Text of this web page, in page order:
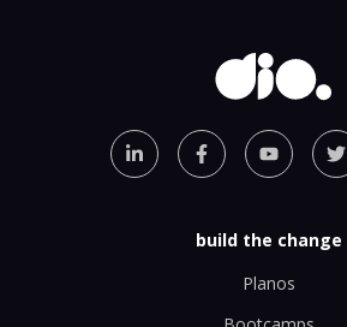
build the change
Planos